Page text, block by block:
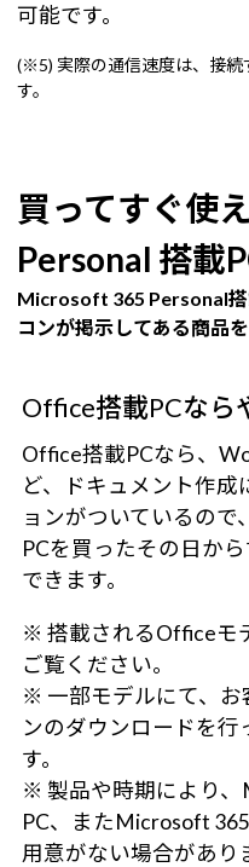
可能です。
(※5) 実際の通信速度は、接続
す。
買ってすぐ使
Personal 搭載
Microsoft 365 Personal搭
コンが掲示してある商品
Office搭載PCなら
Office搭載PCなら、
ど、ドキュメント作
ョンがついているので、
PCを買ったその日か
できます。
※ 搭載されるOfficeモ
ご覧ください。
※ 一部モデルにて、お
ンのダウンロードを行
す。
※ 製品や時期により、
PC、またMicrosoft
用意がない場合があり